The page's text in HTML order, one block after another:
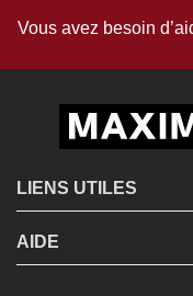
Vous avez besoin
LIENS UTILES
AIDE